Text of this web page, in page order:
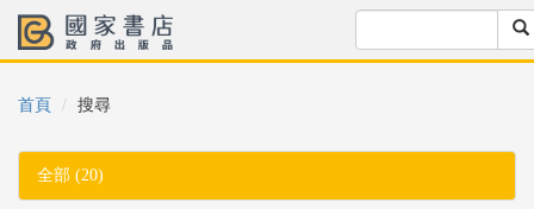
首頁 搜尋
全部 (20)